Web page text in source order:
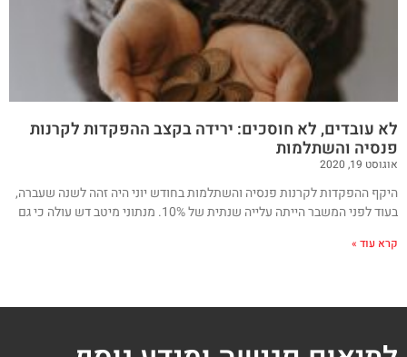
לא עובדים, לא חוסכים: ירידה בקצב ההפקדות לקרנות
פנסיה והשתלמות
אוגוסט 19, 2020
היקף ההפקדות לקרנות פנסיה והשתלמות בחודש יוני היה זהה לשנה שעברה,
בעוד לפני המשבר הייתה עלייה שנתית של 10%. מנתוני מיטב דש עולה כי גם
קרא עוד »